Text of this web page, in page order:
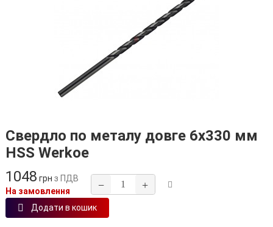
Свердло по металу довге 6х330 мм
HSS Werkoe
1048 грн з ПДВ
На замовлення
− +
Додати в кошик